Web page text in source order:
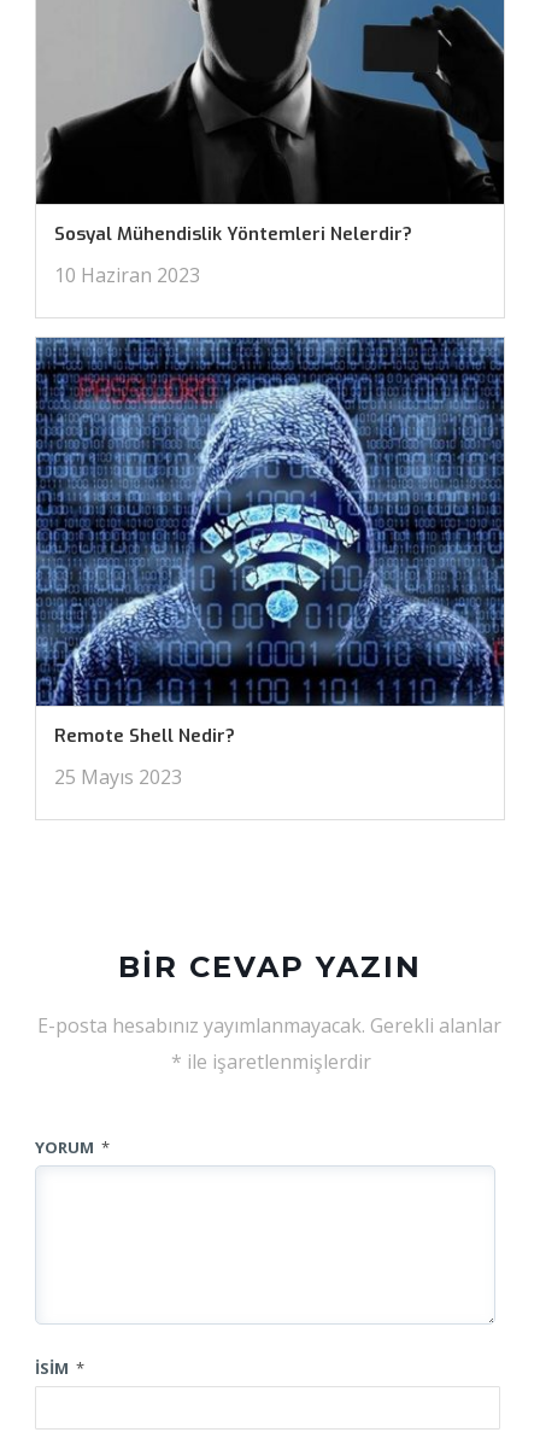
Sosyal Mühendislik Yöntemleri Nelerdir?
10 Haziran 2023
Remote Shell Nedir?
25 Mayıs 2023
BIR CEVAP YAZIN
E-posta hesabınız yayımlanmayacak. Gerekli alanlar
* ile işaretlenmişlerdir
YORUM *
İSIM *